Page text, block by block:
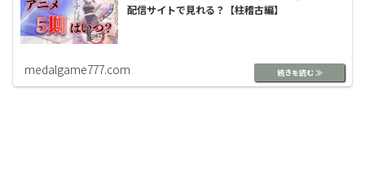
配信サイトで見れる？【柱稽古編】
medalgame777.com